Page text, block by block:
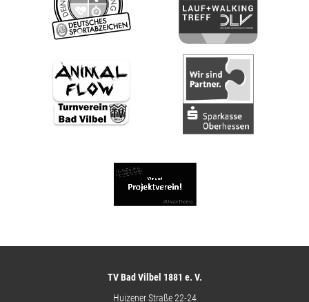
TV Bad Vilbel 1881 e. V.
Huizener Straße 22-24